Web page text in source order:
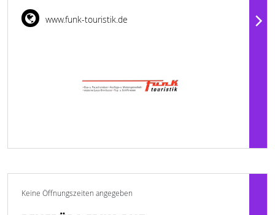
www.funk-touristik.de
Keine Öffnungszeiten angegeben